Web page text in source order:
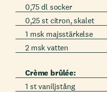
0,75 dl socker
0,25 st citron, skalet
1 msk majsstärkelse
2 msk vatten
Crème brûlée:
1 st vaniljstång